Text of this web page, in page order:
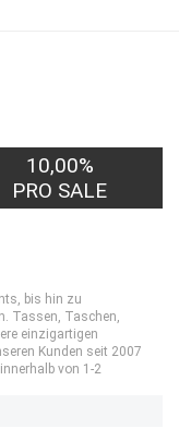
10,00%
PRO SALE
bis hin zu
Tassen, Taschen,
einzigartigen
Kunden seit 2007
von 1-2